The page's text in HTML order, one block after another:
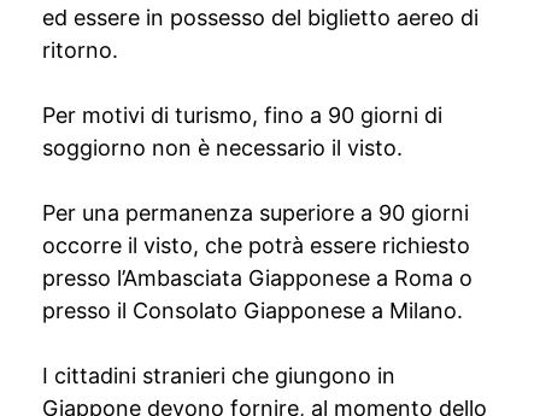
ed essere in possesso del biglietto aereo di
ritorno.
Per motivi di turismo, fino a 90 giorni di
soggiorno non è necessario il visto.
Per una permanenza superiore a 90 giorni
occorre il visto, che potrà essere richiesto
presso l’Ambasciata Giapponese a Roma o
presso il Consolato Giapponese a Milano.
I cittadini stranieri che giungono in
Giappone devono fornire, al momento dello